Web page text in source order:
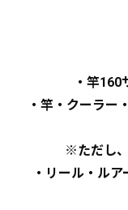
・竿160
・竿・クーラー
※ただし
・リール・ルア